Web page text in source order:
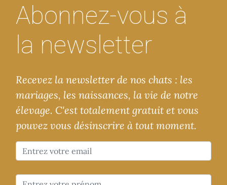
Abonnez-vous à
la newsletter
Recevez la newsletter de nos chats : les
mariages, les naissances, la vie de notre
élevage. C'est totalement gratuit et vous
pouvez vous désinscrire à tout moment.